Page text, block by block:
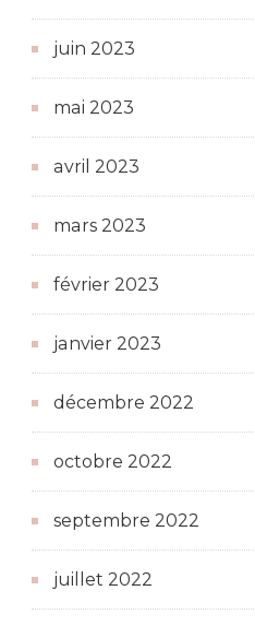
juin 2023
mai 2023
avril 2023
mars 2023
février 2023
janvier 2023
décembre 2022
octobre 2022
septembre 2022
juillet 2022